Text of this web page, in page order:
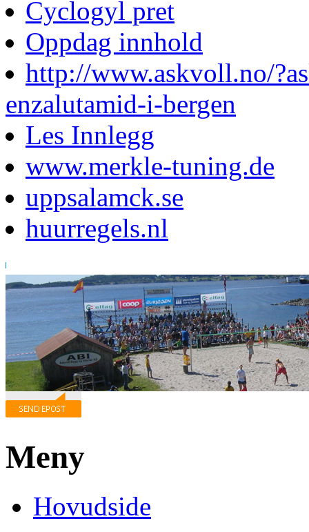
Cyclogyl pret
Oppdag innhold
http://www.askvoll.no/
enzalutamid-i-bergen
Les Innlegg
www.merkle-tuning.de
uppsalamck.se
huurregels.nl
Meny
Hovudside